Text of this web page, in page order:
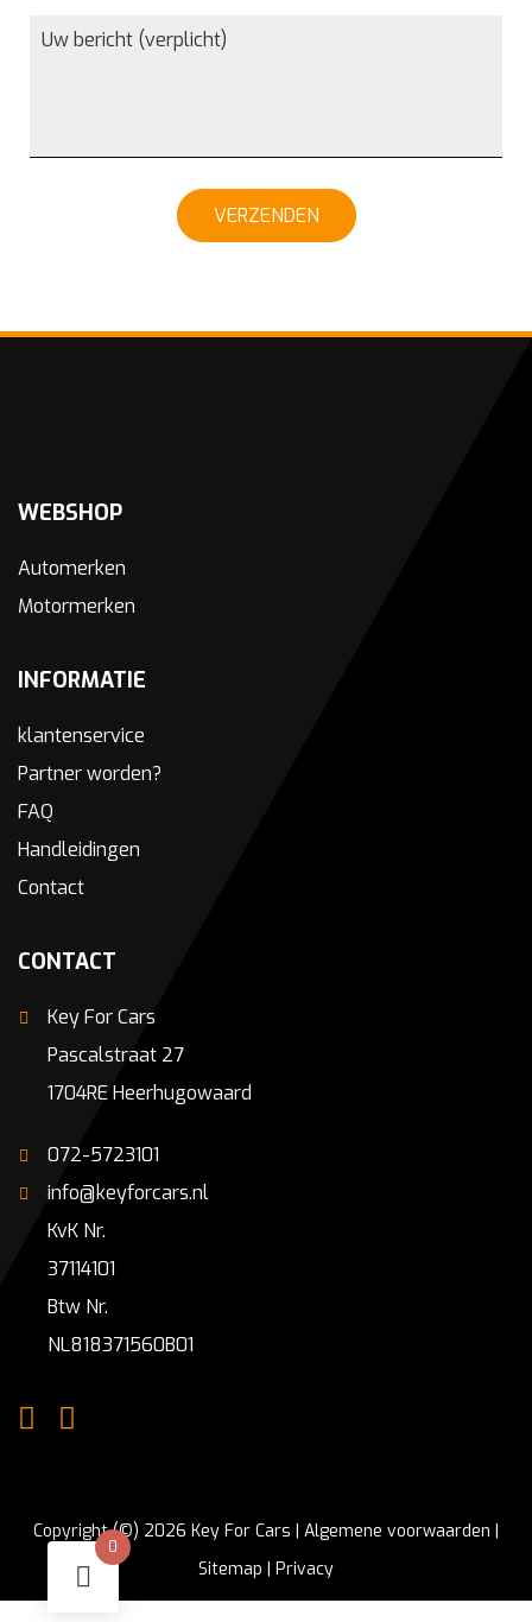
VERZENDEN
WEBSHOP
Automerken
Motormerken
INFORMATIE
klantenservice
Partner worden?
FAQ
Handleidingen
Contact
CONTACT
Key For Cars
Pascalstraat 27
1704RE Heerhugowaard
072-5723101
info@keyforcars.nl
KvK Nr.
37114101
Btw Nr.
NL818371560B01
Copyright (©) 2026 Key For Cars | Algemene voorwaarden
Sitemap
Privacy
0